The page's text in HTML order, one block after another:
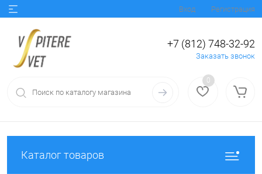
Вход Регистрация
+7 (812) 748-32-92
Заказать звонок
0
Каталог товаров